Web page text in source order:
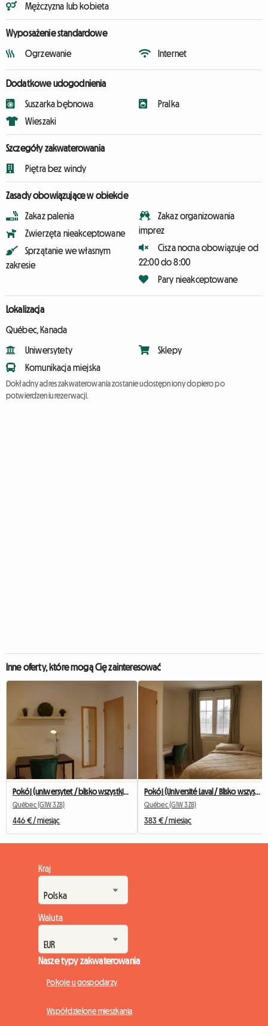
Mężczyzna lub kobieta
Wyposażenie standardowe
Ogrzewanie Internet
Dodatkowe udogodnienia
Suszarka bębnowa
Wieszaki
Pralka
Szczegóły zakwaterowania
Piętra bez windy
Zasady obowiązujące w obiekcie
Zakaz palenia
Zwierzęta nieakceptowane
Sprzątanie we własnym
zakresie
Zakaz organizowania
imprez
Cisza nocna obowiązuje od
22:00 do 8:00
Pary nieakceptowane
Lokalizacja
Québec, Kanada
Uniwersytety
Komunikacja miejska
Sklepy
Dokładny adres zakwaterowania zostanie udostępniony dopiero po
potwierdzeniu rezerwacji.
Inne oferty, które mogą Cię zainteresować
Pokój (uniwersytet / blisko wszystkiego / transport)
Québec (G1W 3Z8)
446 € / miesiąc
Pokój (Université Laval / Blisko wszystkiego / Transport)
Québec (G1W 3Z8)
383 € / miesiąc
Kraj
Waluta
Nasze typy zakwaterowania
Pokoje u gospodarzy
Współdzielone mieszkania